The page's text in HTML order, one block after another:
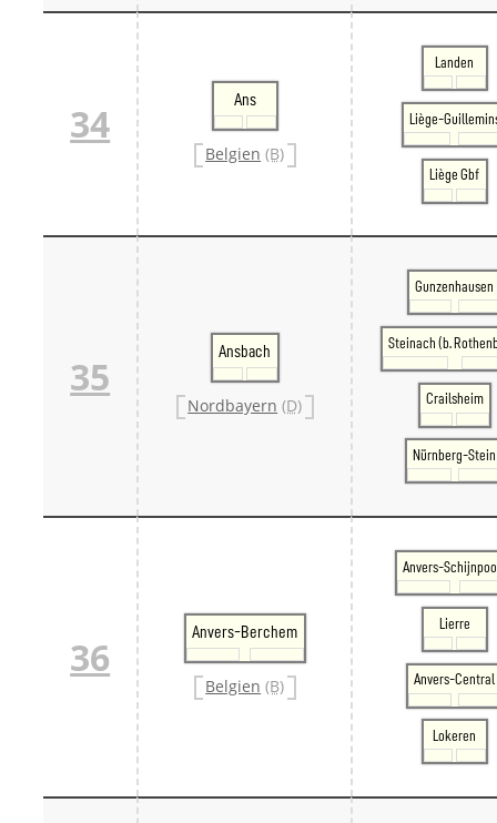
34
Ans
Belgien (B)
Landen
Liège-
Liège Gbf
35
Ansbach
Nordbayern (D)
Gunzenhausen
Steinach (b.
Crailsheim
Nürnberg-Stein
36
Anvers-Berchem
Belgien (B)
Anvers-
Lierre
Anvers-Central
Lokeren